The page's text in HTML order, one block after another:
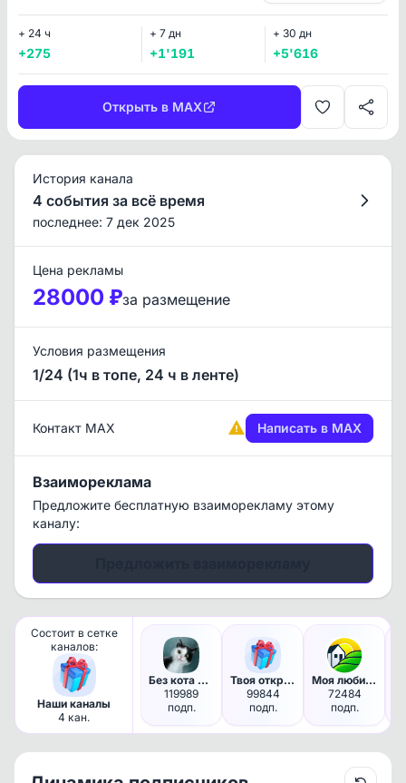
+ 24 ч
+275
+ 7 дн
+1'191
+ 30 дн
+5'616
Открыть в MAX
История канала
4 события за всё время
последнее: 7 дек 2025
Цена рекламы
28000 ₽за размещение
Условия размещения
1/24 (1ч в топе, 24 ч в ленте)
Контакт MAX Написать в MAX
Взаимореклама
Предложите бесплатную взаиморекламу этому
каналу:
Состоит в сетке
каналов:
Наши каналы
4 кан.
Без кота и жизнь не та
119989
подп.
Твоя открытка
99844
подп.
Моя любимая дача
72484
подп.